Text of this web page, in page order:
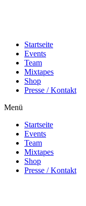
Startseite
Events
Team
Mixtapes
Shop
Presse / Kontakt
Menü
Startseite
Events
Team
Mixtapes
Shop
Presse / Kontakt